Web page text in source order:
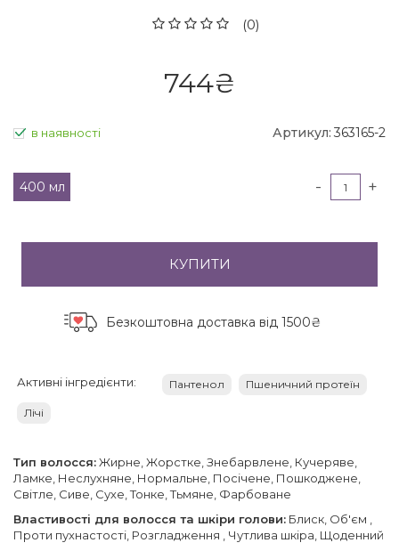
(0)
744₴
в наявності Артикул: 363165-2
400 мл - +
КУПИТИ
Безкоштовна доставка від 1500₴
Активні інгредієнти: Пантенол Пшеничний протеїн
Лічі
Тип волосся:Жирне, Жорстке, Знебарвлене, Кучеряве,
Ламке, Неслухняне, Нормальне, Посічене, Пошкоджене,
Світле, Сиве, Сухе, Тонке, Тьмяне, Фарбоване
Властивості для волосся та шкіри голови: Блиск, Об'єм ,
Проти пухнастості, Розгладження , Чутлива шкіра, Щоденний